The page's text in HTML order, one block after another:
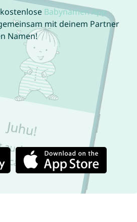
Babynamen App
mit deinem Partner
Namen!